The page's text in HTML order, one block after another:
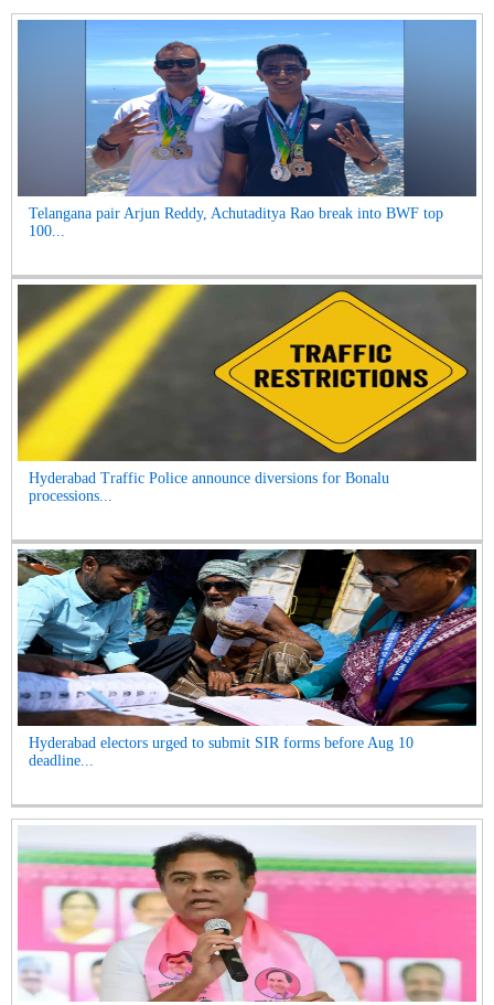
Telangana pair Arjun Reddy, Achutaditya Rao break into BWF top
100...
Hyderabad Traffic Police announce diversions for Bonalu
processions...
Hyderabad electors urged to submit SIR forms before Aug 10
deadline...